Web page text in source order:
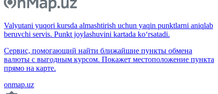
Valyutani yuqori kursda almashtirish uchun yaqin punktlarni aniqlab
beruvchi servis. Punkt joylashuvini kartada ko‘rsatadi.
Сервис, помогающий найти ближайшие пункты обмена
валюты с выгодным курсом. Покажет местоположение пункта
прямо на карте.
onmap.uz